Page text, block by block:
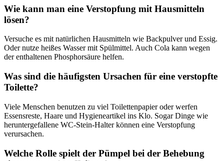
Wie kann man eine Verstopfung mit Hausmitteln
lösen?
Versuche es mit natürlichen Hausmitteln wie Backpulver und Essig.
Oder nutze heißes Wasser mit Spülmittel. Auch Cola kann wegen
der enthaltenen Phosphorsäure helfen.
Was sind die häufigsten Ursachen für eine verstopfte
Toilette?
Viele Menschen benutzen zu viel Toilettenpapier oder werfen
Essensreste, Haare und Hygieneartikel ins Klo. Sogar Dinge wie
heruntergefallene WC-Stein-Halter können eine Verstopfung
verursachen.
Welche Rolle spielt der Pümpel bei der Behebung